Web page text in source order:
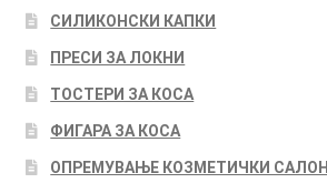
СИЛИКОНСКИ КАПКИ
ПРЕСИ ЗА ЛОКНИ
ТОСТЕРИ ЗА КОСА
ФИГАРА ЗА КОСА
ОПРЕМУВАЊЕ КОЗМЕТИЧКИ САЛОН